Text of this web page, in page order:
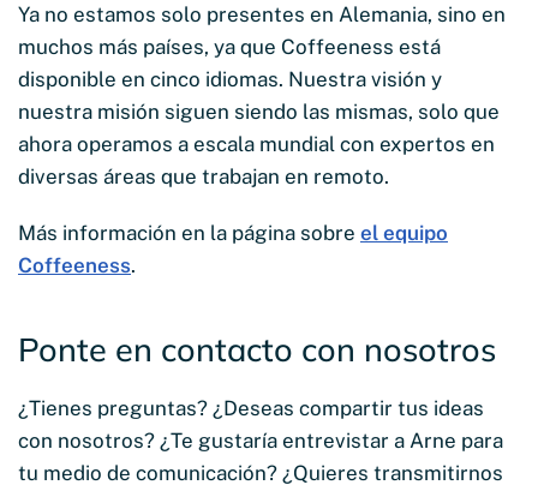
Ya no estamos solo presentes en Alemania, sino en
muchos más países, ya que Coffeeness está
disponible en cinco idiomas. Nuestra visión y
nuestra misión siguen siendo las mismas, solo que
ahora operamos a escala mundial con expertos en
diversas áreas que trabajan en remoto.
Más información en la página sobre el equipo
Coffeeness.
Ponte en contacto con nosotros
¿Tienes preguntas? ¿Deseas compartir tus ideas
con nosotros? ¿Te gustaría entrevistar a Arne para
tu medio de comunicación? ¿Quieres transmitirnos